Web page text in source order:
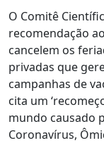
O Comitê
recomendação
cancelem os
privadas que
campanhas de
cita um
mundo causado
Coronavírus,